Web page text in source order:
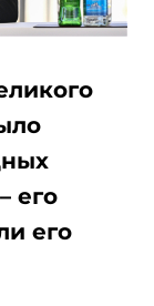
его
его